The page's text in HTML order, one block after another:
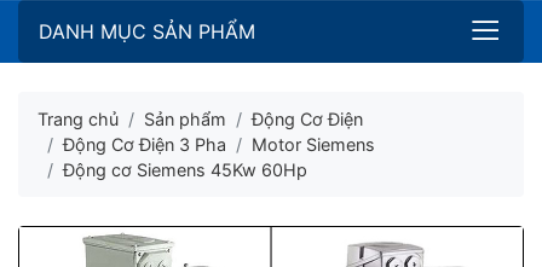
DANH MỤC SẢN PHẨM
Trang chủ Sản phẩm
Động Cơ Điện
Động Cơ Điện 3 Pha
Motor Siemens
Động cơ Siemens 45Kw 60Hp